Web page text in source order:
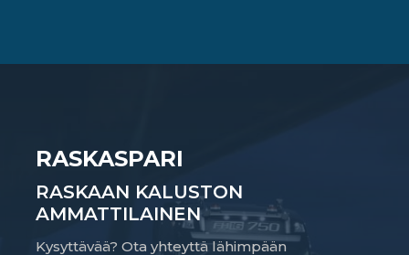
RASKASPARI
RASKAAN KALUSTON
AMMATTILAINEN
Kysyttävää? Ota yhteyttä lähimpään